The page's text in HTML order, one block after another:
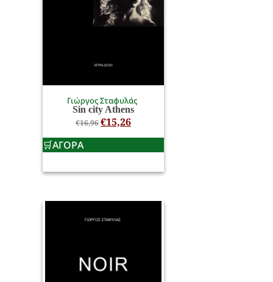
Γιώργος Σταφυλάς
Sin city Athens
€16,96€15,26
ΑΓΟΡΑ